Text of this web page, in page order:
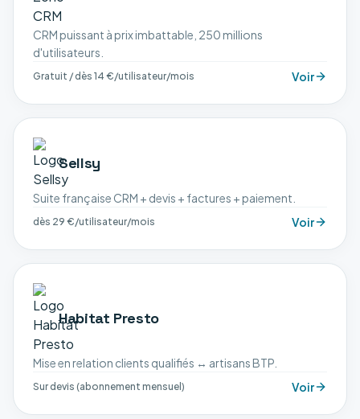
CRM puissant à prix imbattable, 250 millions
d'utilisateurs.
Gratuit / dès 14 €/utilisateur/mois Voir
Sellsy
Suite française CRM + devis + factures + paiement.
dès 29 €/utilisateur/mois Voir
Habitat Presto
Mise en relation clients qualifiés ↔ artisans BTP.
Sur devis (abonnement mensuel) Voir